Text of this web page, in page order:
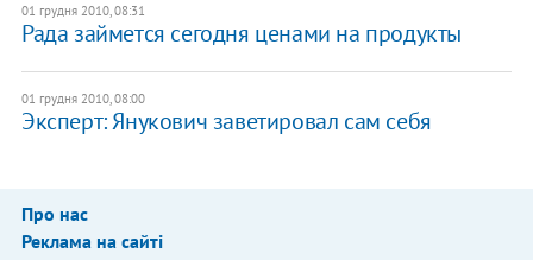
01 грудня 2010, 08:31
Рада займется сегодня ценами на продукты
01 грудня 2010, 08:00
Эксперт: Янукович заветировал сам себя
Про нас
Реклама на сайті